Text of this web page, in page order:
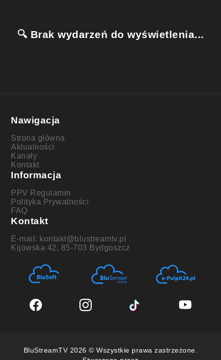
🔍 Brak wydarzeń do wyświetlenia...
Nawigacja
Strona główna
Aktualności
Kanały
Kontakt
Informacja
PPV Regulamin
Polityka Prywatności
FAQ
Kontakt
E-mail: kontakt@blustreamtv.pl
Kijowska 42, 85-703 Bydgoszcz
BluStreamTV 2026 © Wszystkie prawa zastrzeżone.